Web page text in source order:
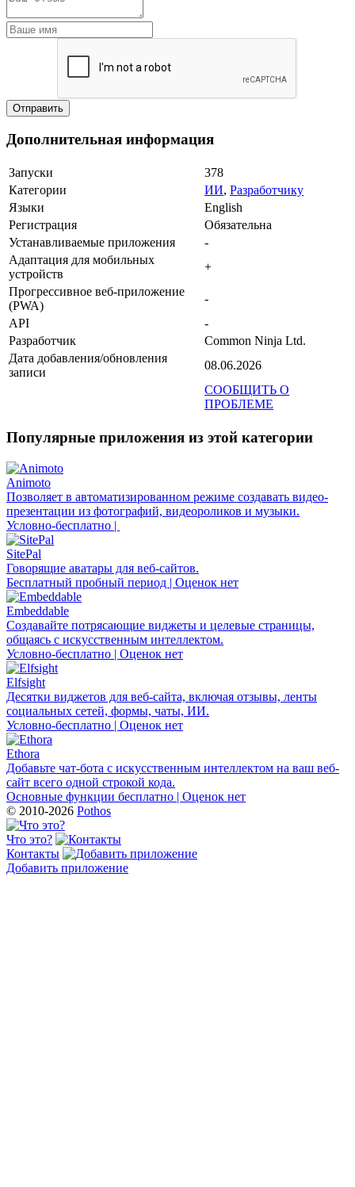
Дополнительная информация
Запуски
378
Категории
ИИ, Разработчику
Языки
English
Регистрация
Обязательна
Устанавливаемые приложения
-
Адаптация для мобильных
устройств
+
Прогрессивное веб-приложение
(PWA)
-
API
-
Разработчик
Common Ninja Ltd.
Дата добавления/обновления
записи
08.06.2026
СООБЩИТЬ О
ПРОБЛЕМЕ
Популярные приложения из этой категории
Animoto
Позволяет в автоматизированном режиме создавать видео-
презентации из фотографий, видеороликов и музыки.
Условно-бесплатно |
SitePal
Говорящие аватары для веб-сайтов.
Бесплатный пробный период | Оценок нет
Embeddable
Создавайте потрясающие виджеты и целевые страницы,
общаясь с искусственным интеллектом.
Условно-бесплатно | Оценок нет
Elfsight
Десятки виджетов для веб-сайта, включая отзывы, ленты
социальных сетей, формы, чаты, ИИ.
Условно-бесплатно | Оценок нет
Ethora
Добавьте чат-бота с искусственным интеллектом на ваш веб-
сайт всего одной строкой кода.
Основные функции бесплатно | Оценок нет
© 2010-2026 Pothos
Что это?
Контакты
Добавить приложение